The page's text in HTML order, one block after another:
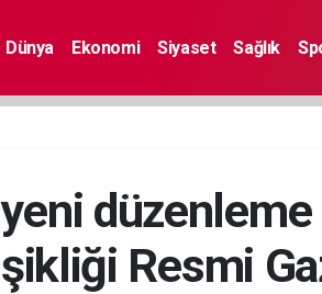
Dünya Ekonomi Siyaset Sağlık
Resmi